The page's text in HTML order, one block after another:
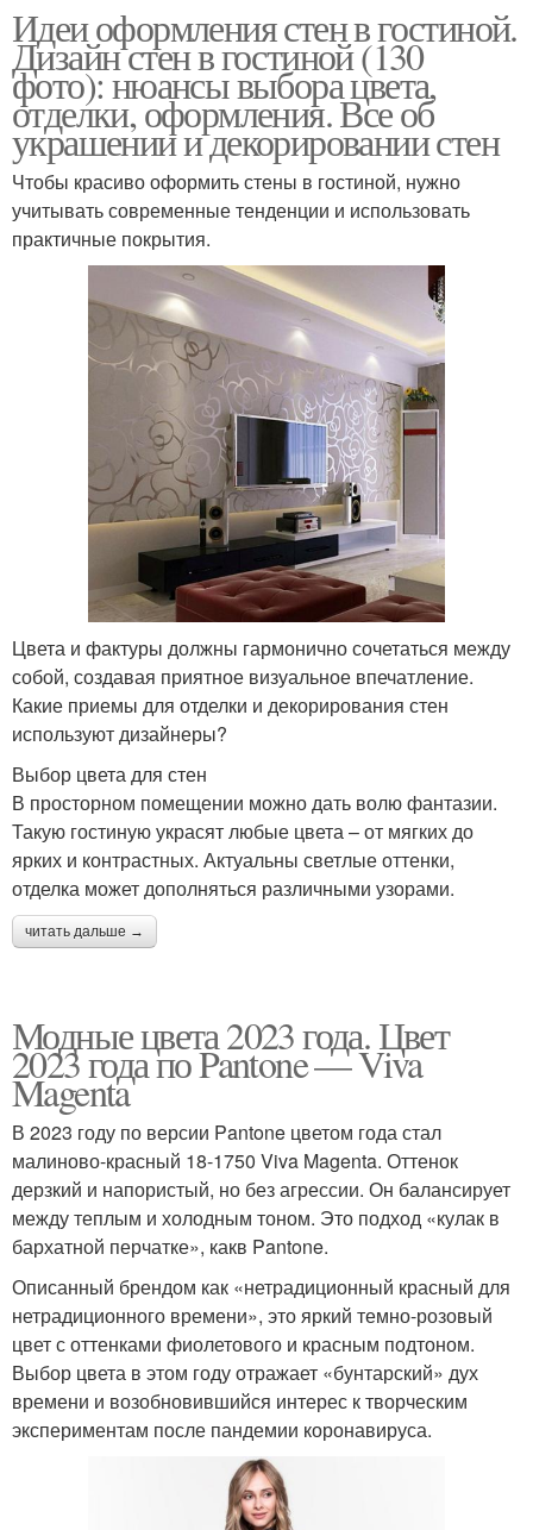
Идеи оформления стен в гостиной.
Дизайн стен в гостиной (130
фото): нюансы выбора цвета,
отделки, оформления. Все об
украшении и декорировании стен
Чтобы красиво оформить стены в гостиной, нужно
учитывать современные тенденции и использовать
практичные покрытия.
Цвета и фактуры должны гармонично сочетаться между
собой, создавая приятное визуальное впечатление.
Какие приемы для отделки и декорирования стен
используют дизайнеры?
Выбор цвета для стен
В просторном помещении можно дать волю фантазии.
Такую гостиную украсят любые цвета – от мягких до
ярких и контрастных. Актуальны светлые оттенки,
отделка может дополняться различными узорами.
читать дальше →
Модные цвета 2023 года. Цвет
2023 года по Pantone — Viva
Magenta
В 2023 году по версии Pantone цветом года стал
малиново-красный 18-1750 Viva Magenta. Оттенок
дерзкий и напористый, но без агрессии. Он балансирует
между теплым и холодным тоном. Это подход «кулак в
бархатной перчатке», какв Pantone.
Описанный брендом как «нетрадиционный красный для
нетрадиционного времени», это яркий темно-розовый
цвет с оттенками фиолетового и красным подтоном.
Выбор цвета в этом году отражает «бунтарский» дух
времени и возобновившийся интерес к творческим
экспериментам после пандемии коронавируса.